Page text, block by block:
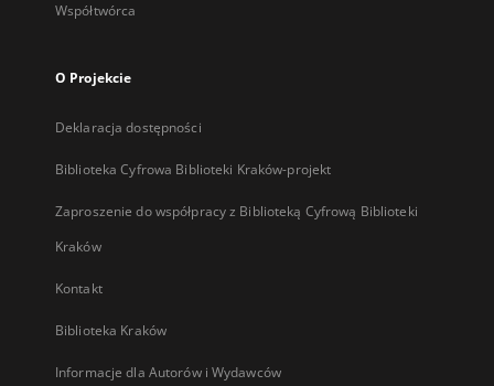
Współtwórca
O Projekcie
Deklaracja dostępności
Biblioteka Cyfrowa Biblioteki Kraków-projekt
Zaproszenie do współpracy z Biblioteką Cyfrową Biblioteki
Kraków
Kontakt
Biblioteka Kraków
Informacje dla Autorów i Wydawców